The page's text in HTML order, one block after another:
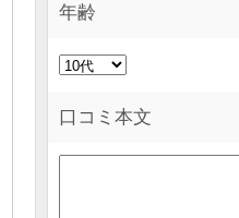
年齢
口コミ本文